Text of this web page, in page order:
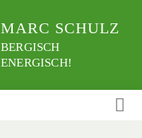
MARC SCHULZ
BERGISCH
ENERGISCH!